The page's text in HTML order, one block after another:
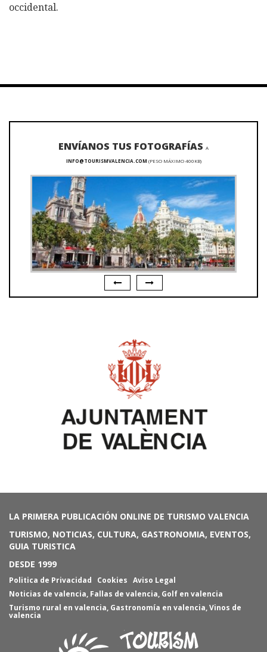
occidental.
ENVÍANOS TUS FOTOGRAFÍAS A
INFO@TOURISMVALENCIA.COM (PESO MÁXIMO 400KB)
LA PRIMERA PUBLICACIÓN ONLINE DE TURISMO VALENCIA
TURISMO, NOTICIAS, CULTURA, GASTRONOMIA, EVENTOS,
GUIA TURISTICA
DESDE 1999
Politica de Privacidad Cookies Aviso Legal
Noticias de valencia, Fallas de valencia, Golf en valencia
Turismo rural en valencia, Gastronomía en valencia,Vinos de
valencia